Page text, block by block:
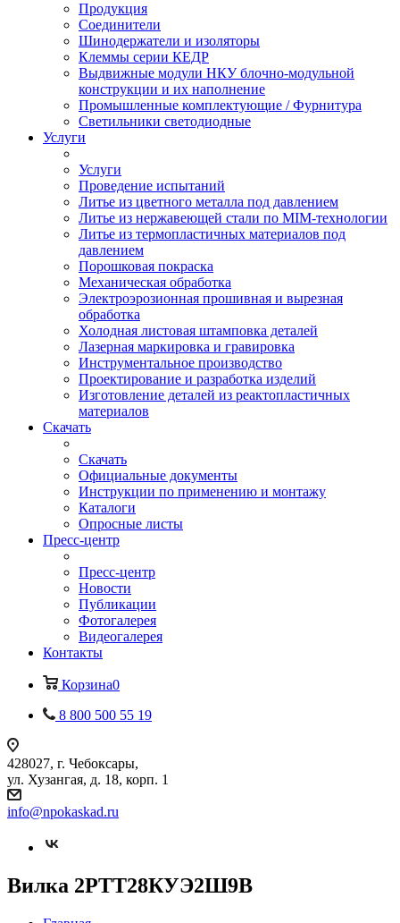
Продукция
Соединители
Шинодержатели и изоляторы
Клеммы серии КЕДР
Выдвижные модули НКУ блочно-модульной
конструкции и их наполнение
Промышленные комплектующие / Фурнитура
Светильники светодиодные
Услуги
Услуги
Проведение испытаний
Литье из цветного металла под давлением
Литье из нержавеющей стали по MIM-технологии
Литье из термопластичных материалов под
давлением
Порошковая покраска
Механическая обработка
Электроэрозионная прошивная и вырезная
обработка
Холодная листовая штамповка деталей
Лазерная маркировка и гравировка
Инструментальное производство
Проектирование и разработка изделий
Изготовление деталей из реактопластичных
материалов
Скачать
Скачать
Официальные документы
Инструкции по применению и монтажу
Каталоги
Опросные листы
Пресс-центр
Пресс-центр
Новости
Публикации
Фотогалерея
Видеогалерея
Контакты
Корзина0
8 800 500 55 19
428027, г. Чебоксары,
ул. Хузангая, д. 18, корп. 1
info@npokaskad.ru
Вилка 2РТТ28КУЭ2Ш9В